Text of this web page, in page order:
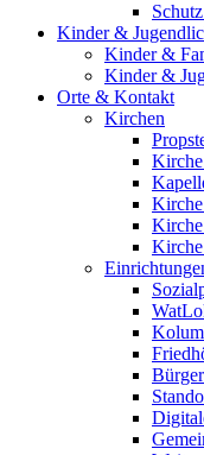
Kinder &
Kinder &
Kinder &
Orte & Kontakt
Kirchen
Kirche